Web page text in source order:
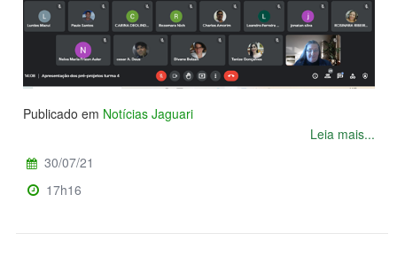
Publicado em Notícias Jaguari
Leia mais...
30/07/21
17h16